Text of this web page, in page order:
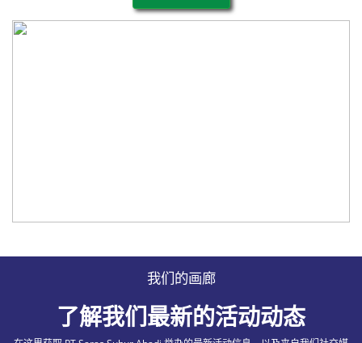
我们的画廊
了解我们最新的活动动态